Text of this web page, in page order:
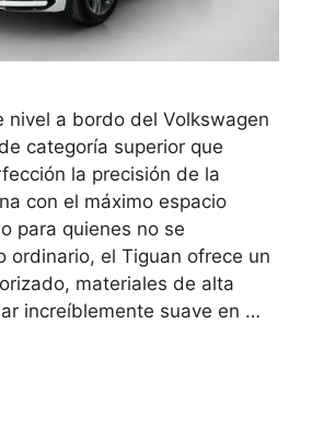
nivel a bordo del Volkswagen
categoría superior que
la precisión de la
con el máximo espacio
para quienes no se
ordinario, el Tiguan ofrece un
materiales de alta
increíblemente suave en …